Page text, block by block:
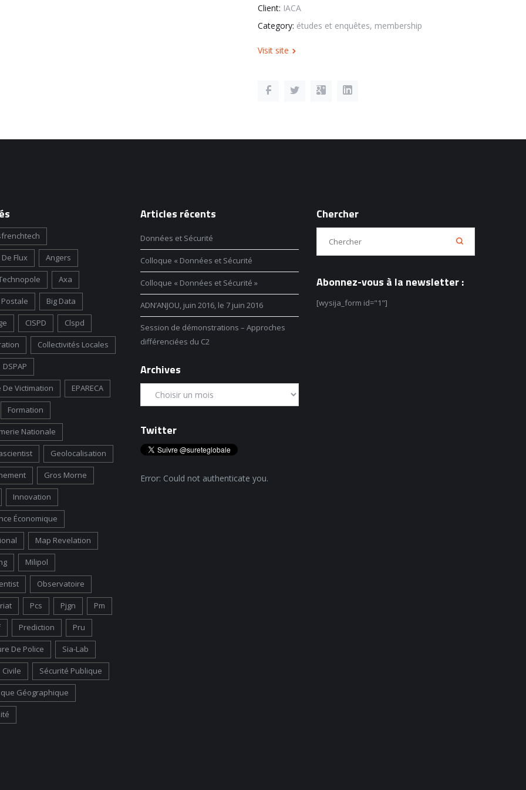
Client: IACA
Category: études et enquêtes, membership
Visit site
Flux Angers
Axa
Big Data
CISPD Clspd
Collectivités Locales
DSPAP
De Victimation EPARECA
Formation
Nationale
Geolocalisation
Gros Morne
Innovation
Économique
Map Revelation
Milipol
Observatoire
Pcs Pjgn Pm
Prediction Pru
De Police Sia-Lab
Sécurité Publique
Géographique
Articles récents
Données et Sécurité
Colloque « Données et Sécurité
Colloque « Données et Sécurité »
ADN’ANJOU, juin 2016, le 7 juin 2016
Session de démonstrations – Approches
différenciées du C2
Archives
Twitter
Error: Could not authenticate you.
Chercher
Abonnez-vous à la newsletter :
[wysija_form id="1"]